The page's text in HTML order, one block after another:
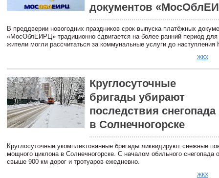
документов
В преддверии новогодних праздников срок выпуска платёжных
«МосОблЕИРЦ» традиционно сдвигается на более ранний период для
жители могли рассчитаться за коммунальные услуги до наступления
ЖКХ
Круглосуточные
бригады убирают
последствия снегопада
в Солнечногорске
Круглосуточные укомплектованные бригады ликвидируют снежные
мощного циклона в Солнечногорске. С началом обильного снегопада
свыше 900 км дорог и тротуаров ежедневно.
ЖКХ